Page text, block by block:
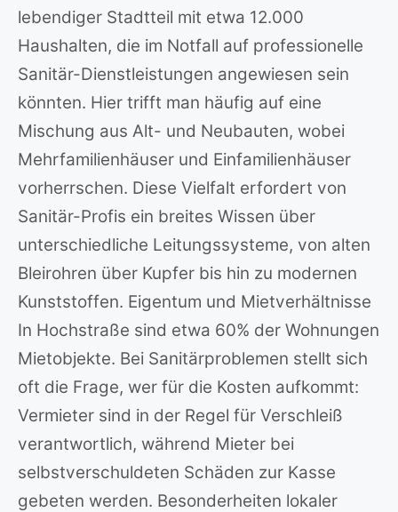
lebendiger Stadtteil mit etwa 12.000
Haushalten, die im Notfall auf professionelle
Sanitär-Dienstleistungen angewiesen sein
könnten. Hier trifft man häufig auf eine
Mischung aus Alt- und Neubauten, wobei
Mehrfamilienhäuser und Einfamilienhäuser
vorherrschen. Diese Vielfalt erfordert von
Sanitär-Profis ein breites Wissen über
unterschiedliche Leitungssysteme, von alten
Bleirohren über Kupfer bis hin zu modernen
Kunststoffen. Eigentum und Mietverhältnisse
In Hochstraße sind etwa 60% der Wohnungen
Mietobjekte. Bei Sanitärproblemen stellt sich
oft die Frage, wer für die Kosten aufkommt:
Vermieter sind in der Regel für Verschleiß
verantwortlich, während Mieter bei
selbstverschuldeten Schäden zur Kasse
gebeten werden. Besonderheiten lokaler